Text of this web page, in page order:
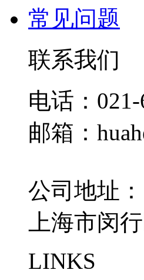
常见问题
联系我们
电话：021-
邮箱：
公司地址：
上海市闵
LINKS